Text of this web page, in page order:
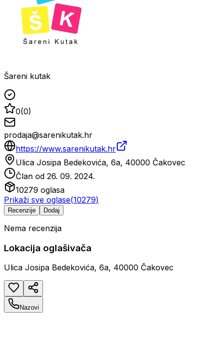
Šareni kutak
0(0)
prodaja@sarenikutak.hr
https://www.sarenikutak.hr
Ulica Josipa Bedekovića, 6a, 40000 Čakovec
Član od 26. 09. 2024.
10279 oglasa
Prikaži sve oglase(10279)
Recenzije Dodaj
Nema recenzija
Lokacija oglašivača
Ulica Josipa Bedekovića, 6a, 40000 Čakovec
Nazovi